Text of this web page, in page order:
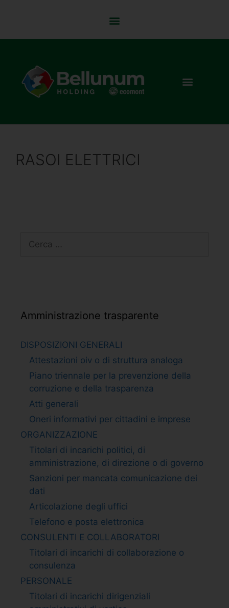
RASOI ELETTRICI
Amministrazione trasparente
DISPOSIZIONI GENERALI
Attestazioni oiv o di struttura analoga
Piano triennale per la prevenzione della
corruzione e della trasparenza
Atti generali
Oneri informativi per cittadini e imprese
ORGANIZZAZIONE
Titolari di incarichi politici, di
amministrazione, di direzione o di governo
Sanzioni per mancata comunicazione dei
dati
Articolazione degli uffici
Telefono e posta elettronica
CONSULENTI E COLLABORATORI
Titolari di incarichi di collaborazione o
consulenza
PERSONALE
Titolari di incarichi dirigenziali